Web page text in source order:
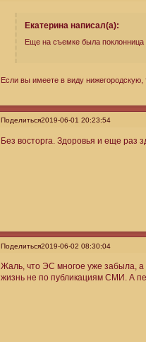
Екатерина написал(а):
Еще на съемке была
Если вы имеете в виду нижегородскую,
Поделиться2019-06-01 20:23:54
Без восторга. Здоровья и еще раз
Поделиться2019-06-02 08:30:04
Жаль, что ЭС многое уже забыла,
жизнь не по публикациям СМИ. А